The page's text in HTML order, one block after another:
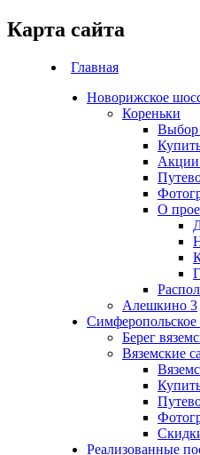
Карта сайта
Главная
Новорижское
Кореньки
Выбор
Акции
О
Алешкино 3
Симферопольское
Берег
Вяземские
Реализованные